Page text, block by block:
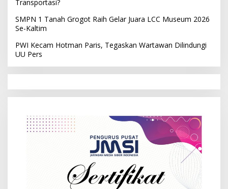
Transportasi?
SMPN 1 Tanah Grogot Raih Gelar Juara LCC Museum 2026
Se-Kaltim
PWI Kecam Hotman Paris, Tegaskan Wartawan Dilindungi
UU Pers